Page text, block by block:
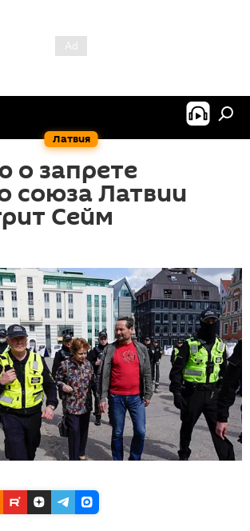
Латвия
о запрете
союза Латвии
Сейм